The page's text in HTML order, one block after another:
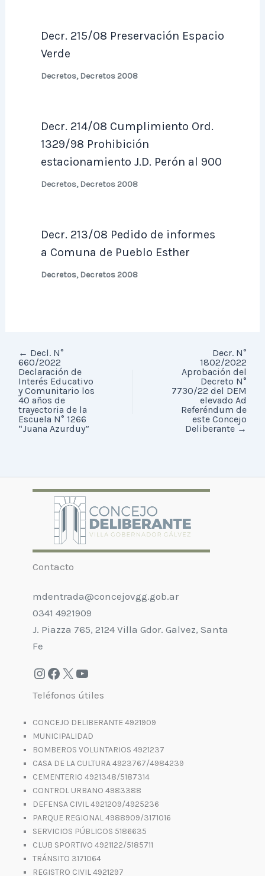
Decr. 215/08 Preservación Espacio
Verde
Decretos, Decretos 2008
Decr. 214/08 Cumplimiento Ord.
1329/98 Prohibición
estacionamiento J.D. Perón al 900
Decretos, Decretos 2008
Decr. 213/08 Pedido de informes
a Comuna de Pueblo Esther
Decretos, Decretos 2008
← Decl. N°
660/2022
Declaración de
Interés Educativo
y Comunitario los
40 años de
trayectoria de la
Escuela N° 1266
“Juana Azurduy”
Decr. N°
1802/2022
Aprobación del
Decreto N°
7730/22 del DEM
elevado Ad
Referéndum de
este Concejo
Deliberante →
Contacto
mdentrada@concejovgg.gob.ar
0341 4921909
J. Piazza 765, 2124 Villa Gdor. Galvez, Santa
Fe
Teléfonos útiles
CONCEJO DELIBERANTE 4921909
MUNICIPALIDAD
BOMBEROS VOLUNTARIOS 4921237
CASA DE LA CULTURA 4923767/4984239
CEMENTERIO 4921348/5187314
CONTROL URBANO 4983388
DEFENSA CIVIL 4921209/4925236
PARQUE REGIONAL 4988909/3171016
SERVICIOS PÚBLICOS 5186635
CLUB SPORTIVO 4921122/5185711
TRÁNSITO 3171064
REGISTRO CIVIL 4921297